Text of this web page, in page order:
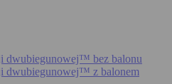
dwubiegunowej™ bez balonu
dwubiegunowej™ z balonem